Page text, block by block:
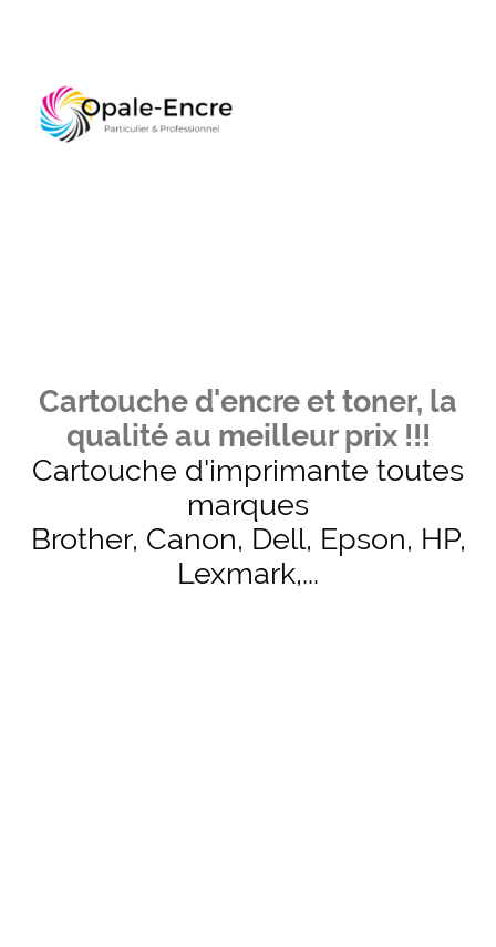
Cartouche d'encre et toner, la
qualité au meilleur prix !!!
Cartouche d'imprimante toutes
marques
Brother, Canon, Dell, Epson, HP,
Lexmark,...